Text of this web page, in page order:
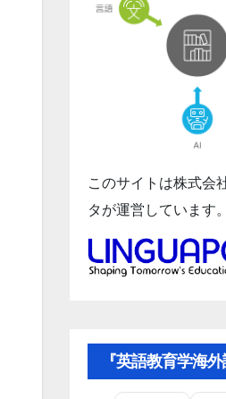
このサイトは株式会
タが運営しています。
『英語教育学海